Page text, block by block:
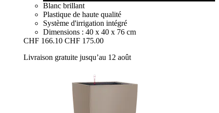
Blanc brillant
Plastique de haute qualité
Système d'irrigation intégré
Dimensions : 40 x 40 x 76 cm
CHF 166.10 CHF 175.00
Livraison gratuite jusqu’au 12 août